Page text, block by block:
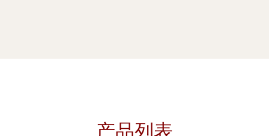
产品列表